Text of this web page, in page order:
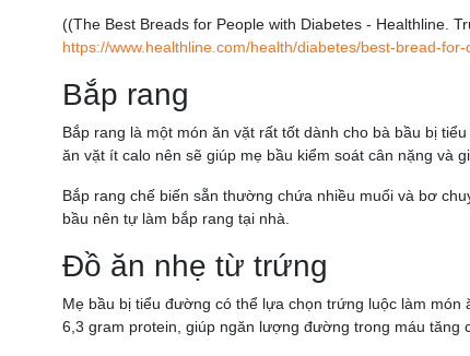
((The Best Breads for People with Diabetes - Healthline.
https://www.healthline.com/health/diabetes/best-bread-for-
Bắp rang
Bắp rang là một món ăn vặt rất tốt dành cho bà bầu bị
ăn vặt ít calo nên sẽ giúp mẹ bầu kiểm soát cân nặng và
Bắp rang chế biến sẵn thường chứa nhiều muối và bơ
bầu nên tự làm bắp rang tại nhà.
Đồ ăn nhẹ từ trứng
Mẹ bầu bị tiểu đường có thể lựa chọn trứng luộc làm
6,3 gram protein, giúp ngăn lượng đường trong máu tăng